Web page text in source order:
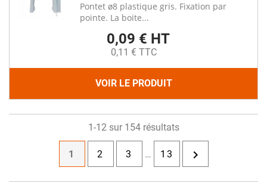
Pontet ø8 plastique gris. Fixation par
pointe. La boite...
0,09 € HT
0,11 € TTC
VOIR LE PRODUIT
1-12 sur 154 résultats
1 2 3 … 13 